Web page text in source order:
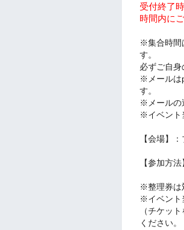
受付終了
時間内に
※集合時間
す。
必ずご自身
※メールは
す。
※メールの
※イベント
【会場】
【参加方
※整理券は
※イベント
（チケッ
ください。